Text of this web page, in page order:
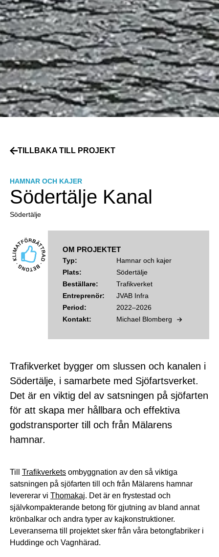
TILLBAKA TILL PROJEKT
HAMNAR OCH KAJER
Södertälje Kanal
Södertälje
OM PROJEKTET
Typ:
Hamnar och kajer
Plats:
Södertälje
Beställare:
Trafikverket
Entreprenör:
JVAB Infra
Period:
2022–2026
Kontakt:
Michael Blomberg
Trafikverket bygger om slussen och kanalen i
Södertälje, i samarbete med Sjöfartsverket.
Det är en viktig del av satsningen på sjöfarten
för att skapa mer hållbara och effektiva
godstransporter till och från Mälarens
hamnar.
Till Trafikverkets ombyggnation av den så viktiga
satsningen på sjöfarten till och från Mälarens hamnar
levererar vi Thomakaj. Det är en frystestad och
självkompakterande betong för gjutning av bland annat
krönbalkar och andra typer av kajkonstruktioner.
Leveranserna till projektet sker från våra betongfabriker i
Huddinge och Vagnhärad.